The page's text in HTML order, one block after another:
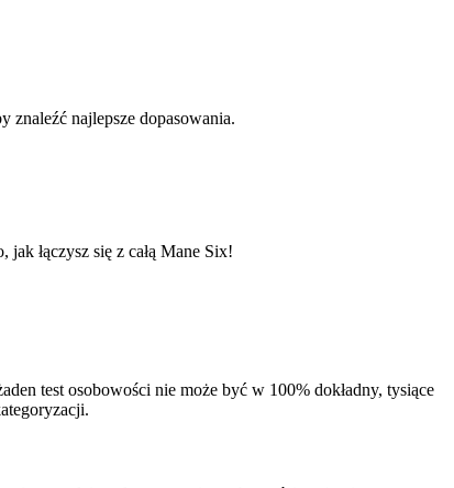
najlepsze dopasowania.
łączysz się z całą Mane Six!
test osobowości nie może być w 100% dokładny, tysiące